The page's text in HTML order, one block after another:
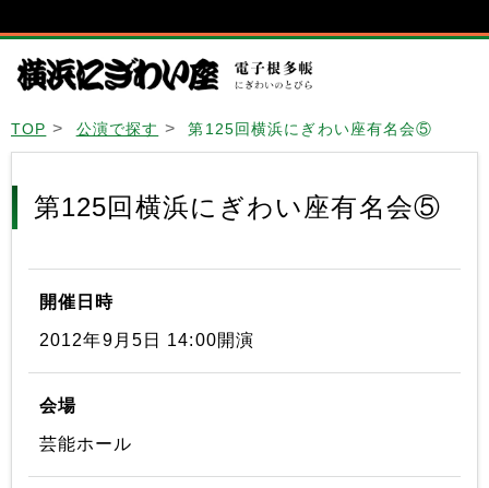
TOP 公演で探す 第125回横浜にぎわい座有名会⑤
第125回横浜にぎわい座有名会⑤
開催日時
2012年9月5日 14:00開演
会場
芸能ホール